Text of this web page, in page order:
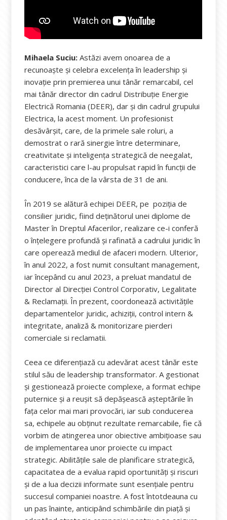
Mihaela Suciu: Astăzi avem onoarea de a
recunoaște și celebra excelența în leadership și
inovație prin premierea unui tânăr remarcabil, cel
mai tânăr director din cadrul Distribuție Energie
Electrică Romania (DEER), dar și din cadrul grupului
Electrica, la acest moment. Un profesionist
desăvârșit, care, de la primele sale roluri, a
demostrat o rară sinergie între determinare,
creativitate și inteligența strategică de neegalat,
caracteristici care l-au propulsat rapid în funcții de
conducere, înca de la vârsta de 31 de ani.
În 2019 se alătură echipei DEER, pe poziția de
consilier juridic, fiind deținătorul unei diplome de
Master în Dreptul Afacerilor, realizare ce-i conferă
o înțelegere profundă și rafinată a cadrului juridic în
care operează mediul de afaceri modern. Ulterior,
în anul 2022, a fost numit consultant management,
iar începând cu anul 2023, a preluat mandatul de
Director al Direcției Control Corporativ, Legalitate
& Reclamații. În prezent, coordonează activitățile
departamentelor juridic, achiziții, control intern &
integritate, analiză & monitorizare pierderi
comerciale si reclamatii.
Ceea ce diferențiază cu adevărat acest tânăr este
stilul său de leadership transformator. A gestionat
și gestionează proiecte complexe, a format echipe
puternice și a reușit să depășească așteptările în
fața celor mai mari provocări, iar sub conducerea
sa, echipele au obținut rezultate remarcabile, fie că
vorbim de atingerea unor obiective ambițioase sau
de implementarea unor proiecte cu impact
strategic. Abilitățile sale de planificare strategică,
capacitatea de a evalua rapid oportunități și riscuri
și de a lua decizii informate sunt esențiale pentru
succesul companiei noastre. A fost întotdeauna cu
un pas înainte, anticipând schimbările din piață și